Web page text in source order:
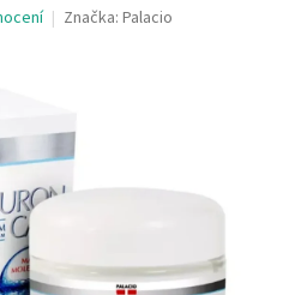
Značka: Palacio